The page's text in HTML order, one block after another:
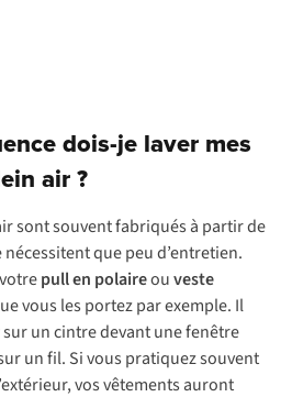
dois-je laver mes
air ?
sont souvent fabriqués à partir de
que peu d’entretien.
pull en polaireouveste
vous les portez par exemple. Il
sur un cintre devant une fenêtre
un fil. Si vous pratiquez souvent
vos vêtements auront